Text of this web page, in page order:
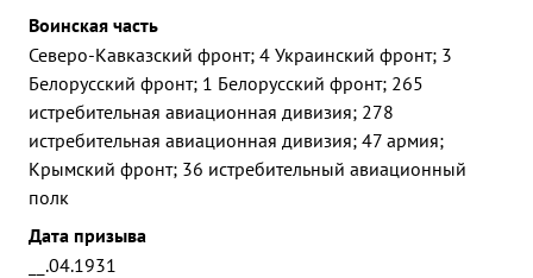
Воинская часть
Северо-Кавказский фронт; 4 Украинский фронт; 3
Белорусский фронт; 1 Белорусский фронт; 265
истребительная авиационная дивизия; 278
истребительная авиационная дивизия; 47 армия;
Крымский фронт; 36 истребительный авиационный
полк
Дата призыва
__.04.1931